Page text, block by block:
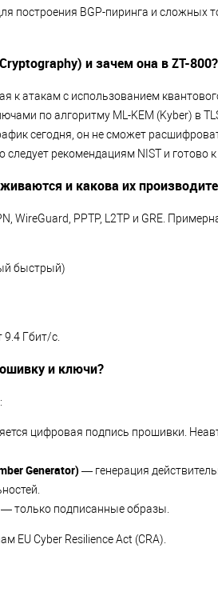
построения BGP-пиринга и сложных
и зачем она в ZT-800?
к атакам с использованием
по алгоритму ML-KEM (Kyber) в
сегодня, он не сможет
следует рекомендациям NIST и готово
и какова их
WireGuard, PPTP, L2TP и GRE.
быстрый)
9.4 Гбит/с.
и ключи?
цифровая подпись прошивки.
Generator) — генерация
— только подписанные образы.
EU Cyber Resilience Act (CRA).